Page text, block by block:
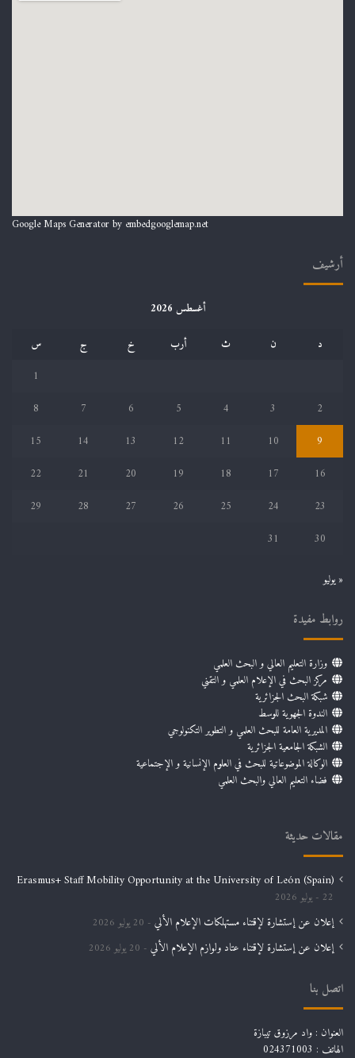
Google Maps Generator by embedgooglemap.net
أرشيف
أغسطس 2026
د
ن ث أرب خ ج
س
1
2
3
4
5
6
7
8
9
10
11
12
13
14
15
16
17
18
19
20
21
22
23
24
25
26
27
28
29
30
31
« يوليو
روابط مفيدة
وزارة التعليم العالي و البحث العلمي
مركز البحث في الإعلام العلمي و التقني
شبكة البحث الجزائرية
الندوة الجهوية للوسط
المديرية العامة للبحث العلمي و التطوير التكنولوجي
الشبكة الجامعية الجزائرية
الوكالة الموضوعاتية للبحث في العلوم الإنسانية و الإجتماعية
فضاء التعليم العالي والبحث العلمي
مقالات حديثة
Erasmus+ Staff Mobility Opportunity at the University of León (Spain)
22 يوليو 2026
إعلان عن إستشارة لإقتناء مستهلكات الإعلام الألي 20 يوليو 2026
إعلان عن إستشارة لإقتناء عتاد ولوازم الإعلام الألي 20 يوليو 2026
اتصل بنا
العنوان : واد مرزوق تيبازة
الهاتف : 024371003